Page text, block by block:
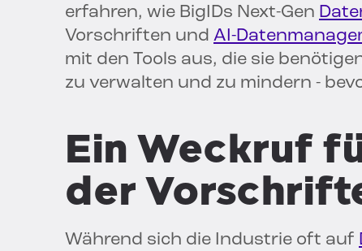
erfahren, wie BigIDs Next-Gen
Vorschriften und AI-
mit den Tools aus, die sie
zu verwalten und zu mindern -
Ein Weckruf
der
Während sich die Industrie oft auf